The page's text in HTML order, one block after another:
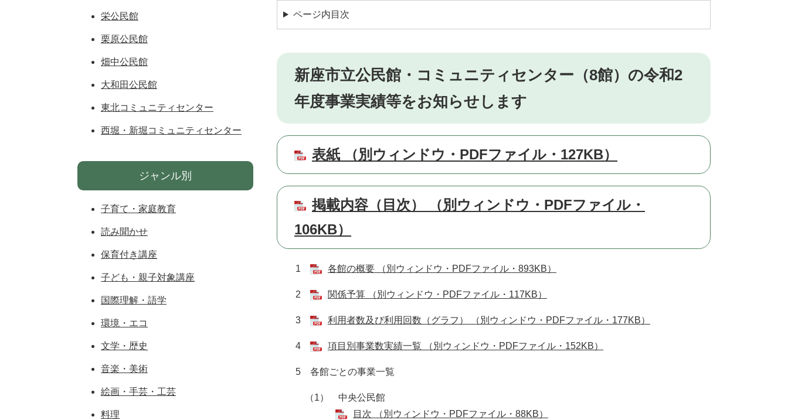
ページ内目次
新座市立公民館・コミュニティセンター（8館）の令和2
年度事業実績等をお知らせします
表紙 （別ウィンドウ・PDFファイル・127KB）
掲載内容（目次） （別ウィンドウ・PDFファイル・
106KB）
1 各館の概要 （別ウィンドウ・PDFファイル・893KB）
2 関係予算 （別ウィンドウ・PDFファイル・117KB）
3 利用者数及び利用回数（グラフ） （別ウィンドウ・PDFファイル・177KB）
4 項目別事業数実績一覧 （別ウィンドウ・PDFファイル・152KB）
5 各館ごとの事業一覧
（1） 中央公民館
目次 （別ウィンドウ・PDFファイル・88KB）
栄公民館
栗原公民館
畑中公民館
大和田公民館
東北コミュニティセンター
西堀・新堀コミュニティセンター
ジャンル別
子育て・家庭教育
読み聞かせ
保育付き講座
子ども・親子対象講座
国際理解・語学
環境・エコ
文学・歴史
音楽・美術
絵画・手芸・工芸
料理